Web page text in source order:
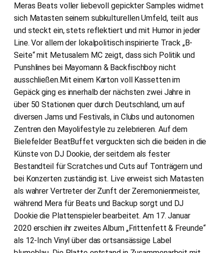
Meras Beats voller liebevoll gepickter Samples widmet
sich Matasten seinem subkulturellen Umfeld, teilt aus
und steckt ein, stets reflektiert und mit Humor in jeder
Line. Vor allem der lokalpolitisch inspirierte Track „B-
Seite“ mit Metusalem MC zeigt, dass sich Politik und
Punshlines bei Mayomann & Backfischboy nicht
ausschließen.Mit einem Karton voll Kassetten im
Gepäck ging es innerhalb der nächsten zwei Jahre in
über 50 Stationen quer durch Deutschland, um auf
diversen Jams und Festivals, in Clubs und autonomen
Zentren den Mayolifestyle zu zelebrieren. Auf dem
Bielefelder BeatBuffet verguckten sich die beiden in die
Künste von DJ Dookie, der seitdem als fester
Bestandteil für Scratches und Cuts auf Tonträgern und
bei Konzerten zuständig ist. Live erweist sich Matasten
als wahrer Vertreter der Zunft der Zeremonienmeister,
während Mera für Beats und Backup sorgt und DJ
Dookie die Plattenspieler bearbeitet. Am 17. Januar
2020 erschien ihr zweites Album „Frittenfett & Freunde“
als 12-Inch Vinyl über das ortsansässige Label